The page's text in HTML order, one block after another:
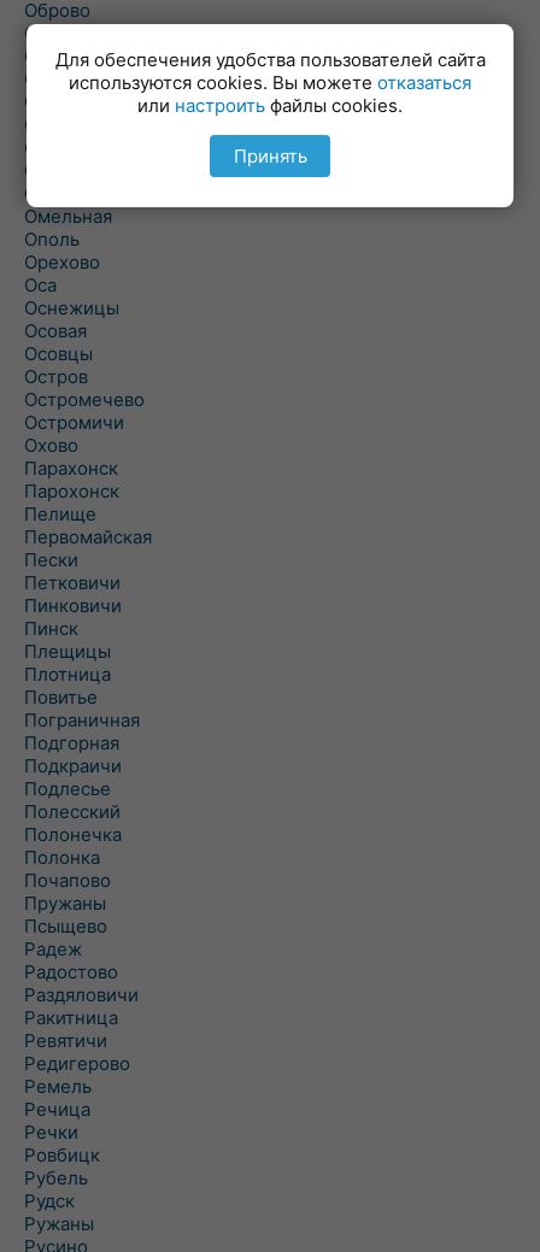
Оброво
Огаревичи
Одрижин
Оздамичи
Озяты
Олтуш
Ольманы
Ольпень
Ольшаны
Омельная
Ополь
Орехово
Оса
Оснежицы
Осовая
Осовцы
Остров
Остромечево
Остромичи
Охово
Парахонск
Парохонск
Пелище
Первомайская
Пески
Петковичи
Пинковичи
Пинск
Плещицы
Плотница
Повитье
Пограничная
Подгорная
Подкраичи
Подлесье
Полесский
Полонечка
Полонка
Почапово
Пружаны
Псыщево
Радеж
Радостово
Раздяловичи
Ракитница
Ревятичи
Редигерово
Ремель
Речица
Речки
Ровбицк
Рубель
Рудск
Ружаны
Русино
Для обеспечения удобства пользователей сайта
используются cookies. Вы можете отказаться
или настроить файлы cookies.
Принять